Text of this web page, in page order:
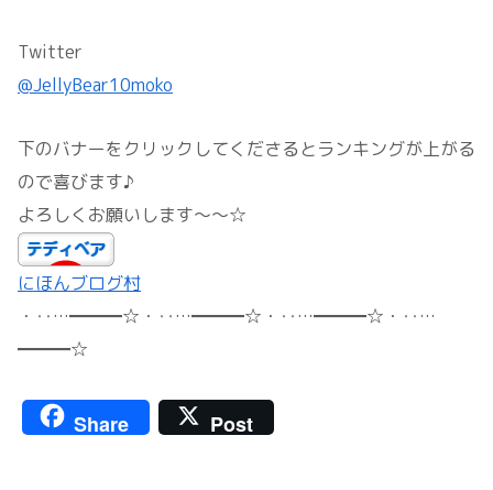
Twitter
@JellyBear10moko
下のバナーをクリックしてくださるとランキングが上がる
ので喜びます♪
よろしくお願いします～～☆
にほんブログ村
・‥…━━━☆・‥…━━━☆・‥…━━━☆・‥…
━━━☆
Share Post